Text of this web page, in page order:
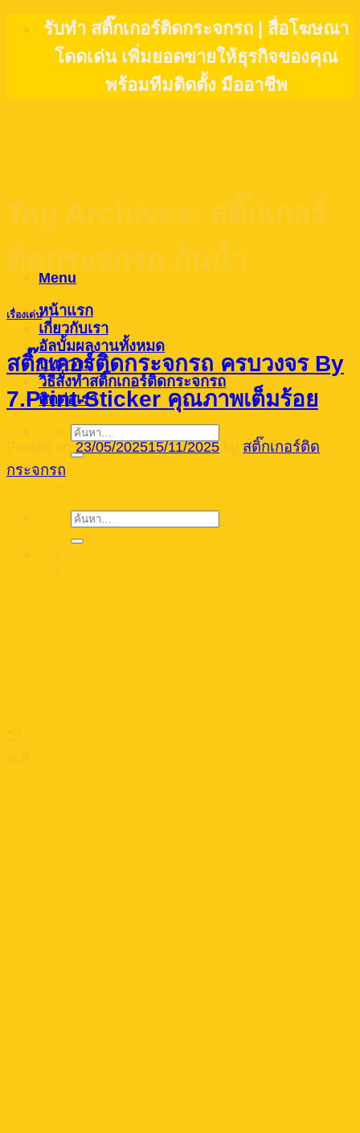
รับทำ สติ๊กเกอร์ติดกระจกรถ | สื่อโฆษณา
โดดเด่น เพิ่มยอดขายให้ธุรกิจของคุณ
พร้อมทีมติดตั้ง มืออาชีพ
Menu
หน้าแรก
เกี่ยวกับเรา
อัลบั้มผลงานทั้งหมด
บทความ
วิธีสั่งทำสติ๊กเกอร์ติดกระจกรถ
ติดต่อเรา
ค้นหา:
ค้นหา:
Tag Archives: สติ๊กเกอร์
ติดกระจกรถ กันน้ำ
เรื่องเด่น
สติ๊กเกอร์ติดกระจกรถ ครบวงจร By
7.Print-Sticker คุณภาพเต็มร้อย
Posted on23/05/202515/11/2025
สติ๊กเกอร์ติด
กระจกรถ